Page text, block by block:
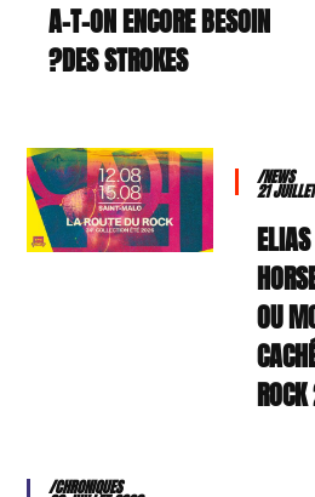
A-T-ON ENCORE BESOIN
DES STROKES?
/NEWS
21
OU
/CHRONIQUES